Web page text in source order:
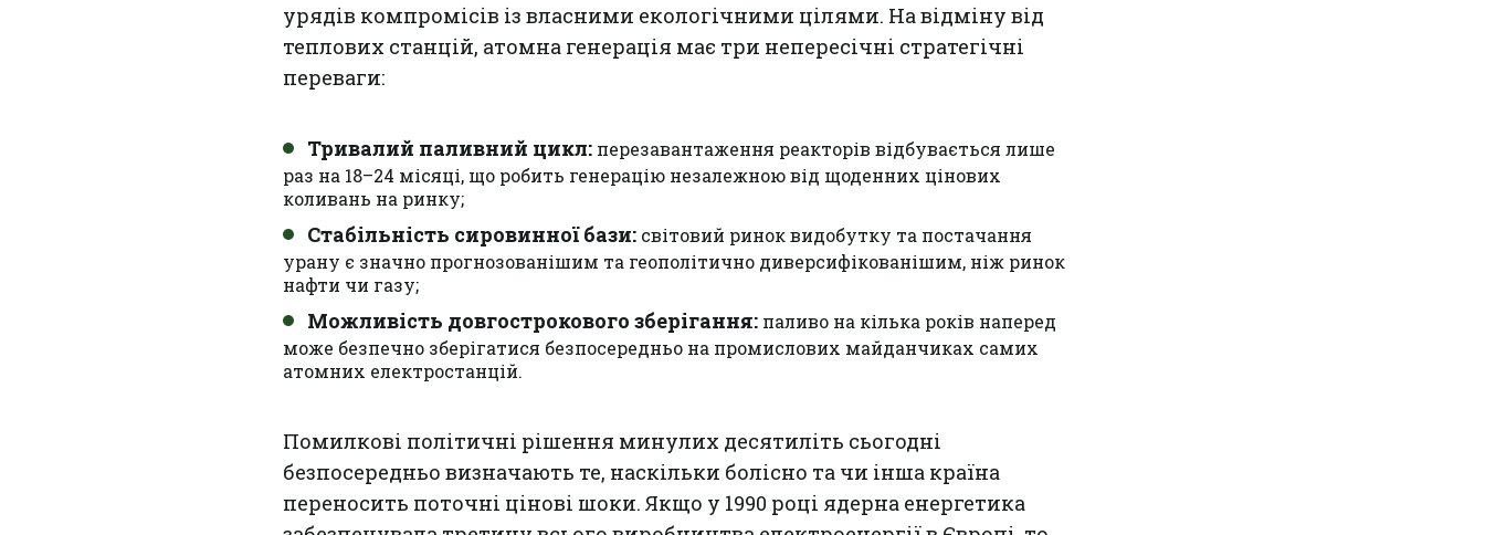
урядів компромісів із власними екологічними цілями. На відміну від
теплових станцій, атомна генерація має три непересічні стратегічні
переваги:
Тривалий паливний цикл: перезавантаження реакторів відбувається лише
раз на 18–24 місяці, що робить генерацію незалежною від щоденних цінових
коливань на ринку;
Стабільність сировинної бази: світовий ринок видобутку та постачання
урану є значно прогнозованішим та геополітично диверсифікованішим, ніж ринок
нафти чи газу;
Можливість довгострокового зберігання: паливо на кілька років наперед
може безпечно зберігатися безпосередньо на промислових майданчиках самих
атомних електростанцій.
Помилкові політичні рішення минулих десятиліть сьогодні
безпосередньо визначають те, наскільки болісно та чи інша країна
переносить поточні цінові шоки. Якщо у 1990 році ядерна енергетика